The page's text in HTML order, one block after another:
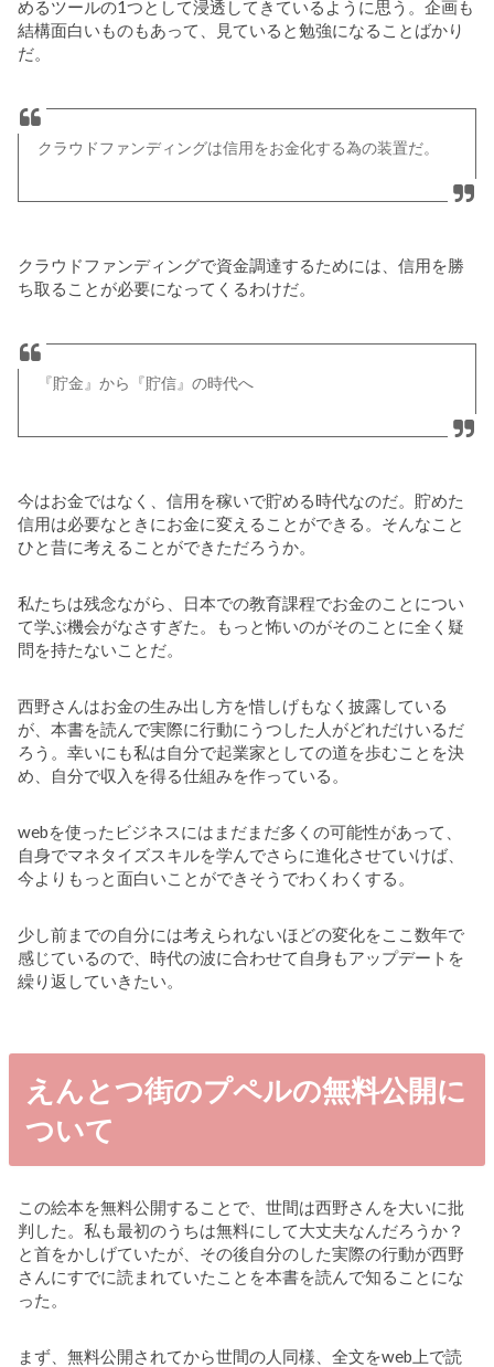
めるツールの1つとして浸透してきているように思う。企画も
結構面白いものもあって、見ていると勉強になることばかり
だ。
クラウドファンディングは信用をお金化する為の装置だ。
クラウドファンディングで資金調達するためには、信用を勝
ち取ることが必要になってくるわけだ。
『貯金』から『貯信』の時代へ
今はお金ではなく、信用を稼いで貯める時代なのだ。貯めた
信用は必要なときにお金に変えることができる。そんなこと
ひと昔に考えることができただろうか。
私たちは残念ながら、日本での教育課程でお金のことについ
て学ぶ機会がなさすぎた。もっと怖いのがそのことに全く疑
問を持たないことだ。
西野さんはお金の生み出し方を惜しげもなく披露している
が、本書を読んで実際に行動にうつした人がどれだけいるだ
ろう。幸いにも私は自分で起業家としての道を歩むことを決
め、自分で収入を得る仕組みを作っている。
webを使ったビジネスにはまだまだ多くの可能性があって、
自身でマネタイズスキルを学んでさらに進化させていけば、
今よりもっと面白いことができそうでわくわくする。
少し前までの自分には考えられないほどの変化をここ数年で
感じているので、時代の波に合わせて自身もアップデートを
繰り返していきたい。
えんとつ街のプペルの無料公開に
ついて
この絵本を無料公開することで、世間は西野さんを大いに批
判した。私も最初のうちは無料にして大丈夫なんだろうか？
と首をかしげていたが、その後自分のした実際の行動が西野
さんにすでに読まれていたことを本書を読んで知ることにな
った。
まず、無料公開されてから世間の人同様、全文をweb上で読